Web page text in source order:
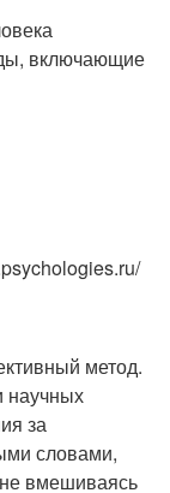
включающие
метод.
научных
за
словами,
вмешиваясь